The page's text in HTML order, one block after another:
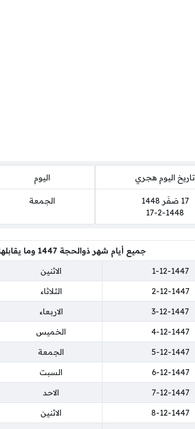
تاريخ اليوم هجري
17 صَفَر 1448
17-2-1448
اليوم
الجمعة
جميع أيام شهر ذوالحجة 1447 وما يقابلها بالتاريخ الميلادي
1-12-1447 الاثنين
2-12-1447 الثلاثاء
3-12-1447 الاربعاء
4-12-1447 الخميس
5-12-1447 الجمعة
6-12-1447 السبت
7-12-1447 الاحد
8-12-1447 الاثنين